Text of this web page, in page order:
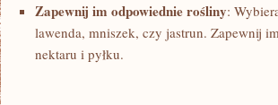
Zapewnij ⁣im odpowiednie ⁢rośliny:
lawenda, mniszek, ⁤czy jastrun. Zapewnij
nektaru i pyłku.